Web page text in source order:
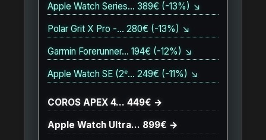
Apple Watch Series… 389€ (-13%) ↘
Polar Grit X Pro -… 280€ (-13%) ↘
Garmin Forerunner… 194€ (-12%) ↘
Apple Watch SE (2ᵉ… 249€ (-11%) ↘
COROS APEX 4… 449€ →
Apple Watch Ultra… 899€ →